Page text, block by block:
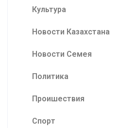
Культура
Новости Казахстана
Новости Семея
Политика
Проишествия
Спорт